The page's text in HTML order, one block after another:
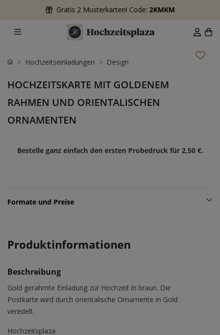
Gratis 2 Musterkarten! Code: 2KMKM
Hochzeitseinladungen Design
HOCHZEITSKARTE MIT GOLDENEM
RAHMEN UND ORIENTALISCHEN
ORNAMENTEN
Bestelle ganz einfach den ersten Probedruck für 2,50 €.
Formate und Preise
Produktinformationen
Beschreibung
Gold gerahmte Einladung zur Hochzeit in braun. Die
Postkarte wird durch orientalische Ornamente in Gold
veredelt.
Hochzeitsplaza